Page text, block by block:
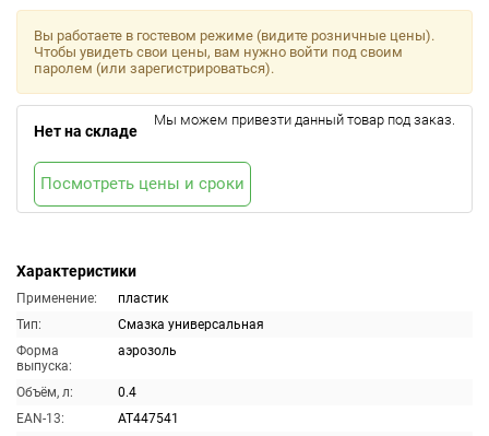
Характеристики
Применение:
пластик
Тип:
Смазка универсальная
Форма
выпуска:
аэрозоль
Объём, л:
0.4
EAN-13:
AT447541
Вы работаете в гостевом режиме (видите розничные цены).
Чтобы увидеть свои цены, вам нужно войти под своим
паролем (или зарегистрироваться).
Нет на складе
Мы можем привезти данный товар под заказ.
Посмотреть цены и сроки